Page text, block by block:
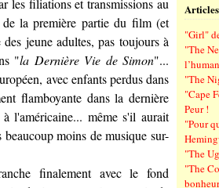
les filiations et transmissions au
la première partie du film (et
jeune adultes, pas toujours à
"la Dernière Vie de Simon"...
avec enfants perdus dans
flamboyante dans la dernière
l'américaine... même s'il aurait
moins de musique sur-
finalement avec le fond
Mars
Avril
Mai
Juin
Mai
Juin
Mai
Août
Juin
Mai
Juin
Mai
"Girl"
"The
"The
"Cape
Peur !
"Pour
"The
"The
bonheur